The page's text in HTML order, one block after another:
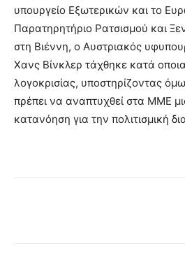
υπουργείο Εξωτερικών και το
Παρατηρητήριο Ρατσισμού και
στη Βιέννη, ο Αυστριακός
Χανς Βίνκλερ τάχθηκε κατά
λογοκρισίας, υποστηρίζοντας
πρέπει να αναπτυχθεί στα ΜΜΕ
κατανόηση για την πολιτισμική